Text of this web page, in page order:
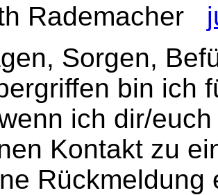
Rademacher
Sorgen,
bin ich
ich dir/
Kontakt zu
Rückmeldung